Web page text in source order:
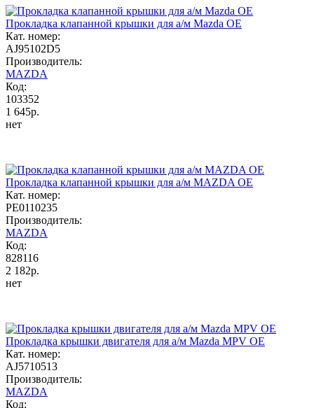
Прокладка клапанной крышки для а/м Mazda OE
Кат. номер:
AJ95102D5
Производитель:
MAZDA
Код:
103352
1 645р.
нет
Прокладка клапанной крышки для а/м MAZDA OE
Кат. номер:
PE0110235
Производитель:
MAZDA
Код:
828116
2 182р.
нет
Прокладка крышки двигателя для а/м Mazda MPV OE
Кат. номер:
AJ5710513
Производитель:
MAZDA
Код: